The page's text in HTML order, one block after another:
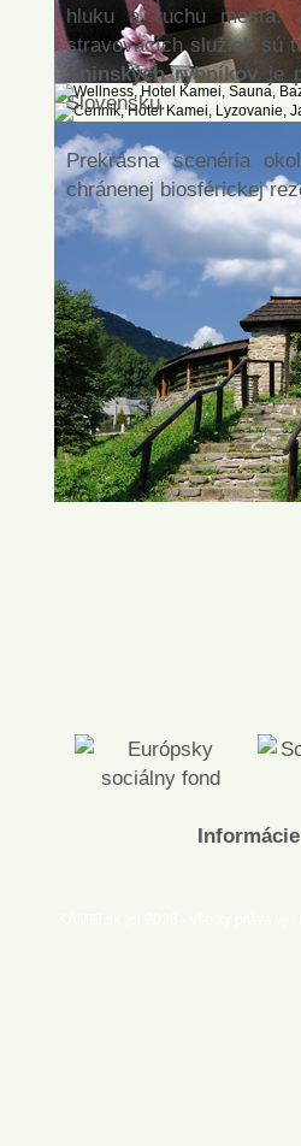
hluku a ruchu mesta.
stravovacích služieb sú
Sninských rybníkov je
Slovensku.
Prekrásna scenéria
chránenej biosférickej